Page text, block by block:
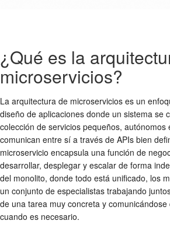
¿Qué es la
microservicios?
La arquitectura de microservicios es un
diseño de aplicaciones donde un sistema se
colección de servicios pequeños,
comunican entre sí a través de APIs bien
microservicio encapsula una función de
desarrollar, desplegar y escalar de forma
del monolito, donde todo está unificado, los
un conjunto de especialistas trabajando
de una tarea muy concreta y
cuando es necesario.